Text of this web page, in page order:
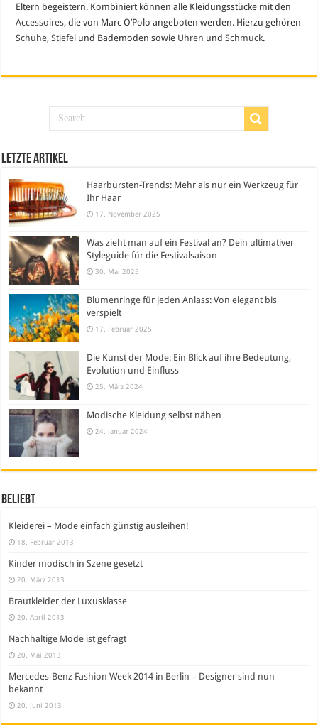
Eltern begeistern. Kombiniert können alle Kleidungsstücke mit den
Accessoires, die von Marc O’Polo angeboten werden. Hierzu gehören
Schuhe,Stiefel und Bademoden sowie Uhren undSchmuck.
Letzte Artikel
Haarbürsten-Trends: Mehr als nur ein Werkzeug für
Ihr Haar
17. November 2025
Was zieht man auf ein Festival an? Dein ultimativer
Styleguide für die Festivalsaison
30. Mai 2025
Blumenringe für jeden Anlass: Von elegant bis
verspielt
17. Februar 2025
Die Kunst der Mode: Ein Blick auf ihre Bedeutung,
Evolution und Einfluss
25. März 2024
Modische Kleidung selbst nähen
24. Januar 2024
Beliebt
Kleiderei – Mode einfach günstig ausleihen!
18. Februar 2013
Kinder modisch in Szene gesetzt
20. März 2013
Brautkleider der Luxusklasse
20. April 2013
Nachhaltige Mode ist gefragt
20. Mai 2013
Mercedes-Benz Fashion Week 2014 in Berlin – Designer sind nun
bekannt
20. Juni 2013